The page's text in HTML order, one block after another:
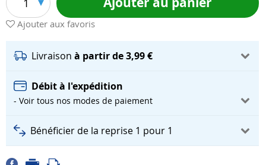
Ajouter aux favoris
Livraison à partir de 3,99 €
Débit à l'expédition
- Voir tous nos modes de paiement
Bénéficier de la reprise 1 pour 1